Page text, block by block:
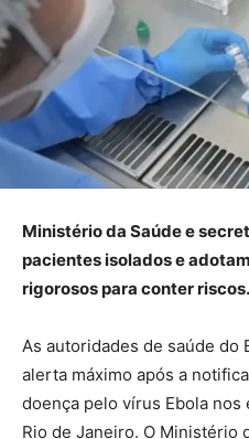
Ministério da Saúde e
pacientes isolados e
rigorosos para conter riscos.
As autoridades de saúde do
alerta máximo após a
doença pelo vírus Ebola nos
Rio de Janeiro. O Ministério